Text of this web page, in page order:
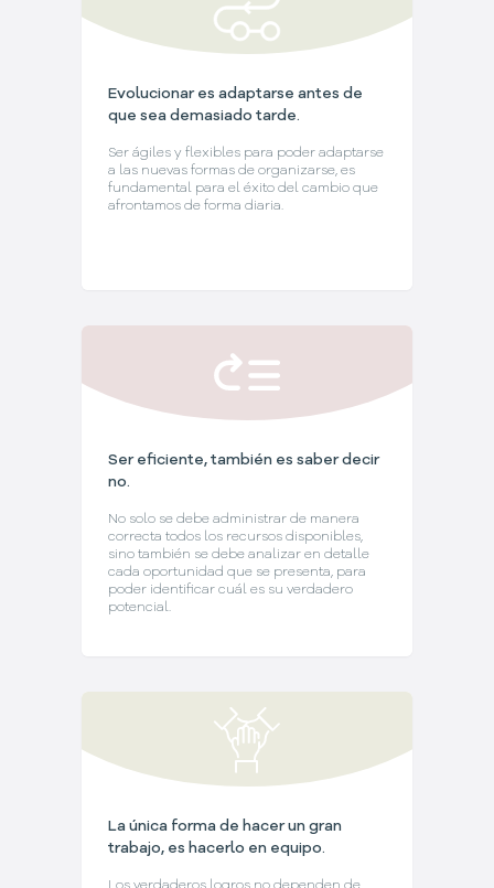
Evolucionar es adaptarse antes de
que sea demasiado tarde.
Ser ágiles y flexibles para poder adaptarse
a las nuevas formas de organizarse, es
fundamental para el éxito del cambio que
afrontamos de forma diaria.
Ser eficiente, también es saber decir
no.
No solo se debe administrar de manera
correcta todos los recursos disponibles,
sino también se debe analizar en detalle
cada oportunidad que se presenta, para
poder identificar cuál es su verdadero
potencial.
La única forma de hacer un gran
trabajo, es hacerlo en equipo.